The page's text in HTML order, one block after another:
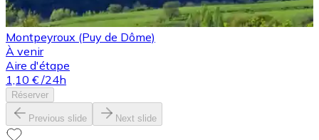
Montpeyroux (Puy de Dôme)
À venir
Aire d'étape
1,10 € /24h
Réserver
Previous slide Next slide